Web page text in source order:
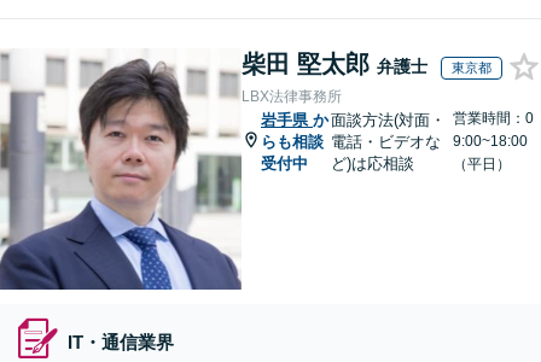
柴田 堅太郎 弁護士 東京都
LBX法律事務所
岩手県 か
らも相談
受付中
面談方法(対面・
電話・ビデオな
ど)は応相談
営業時間：0
9:00~18:00
（平日）
IT・通信業界